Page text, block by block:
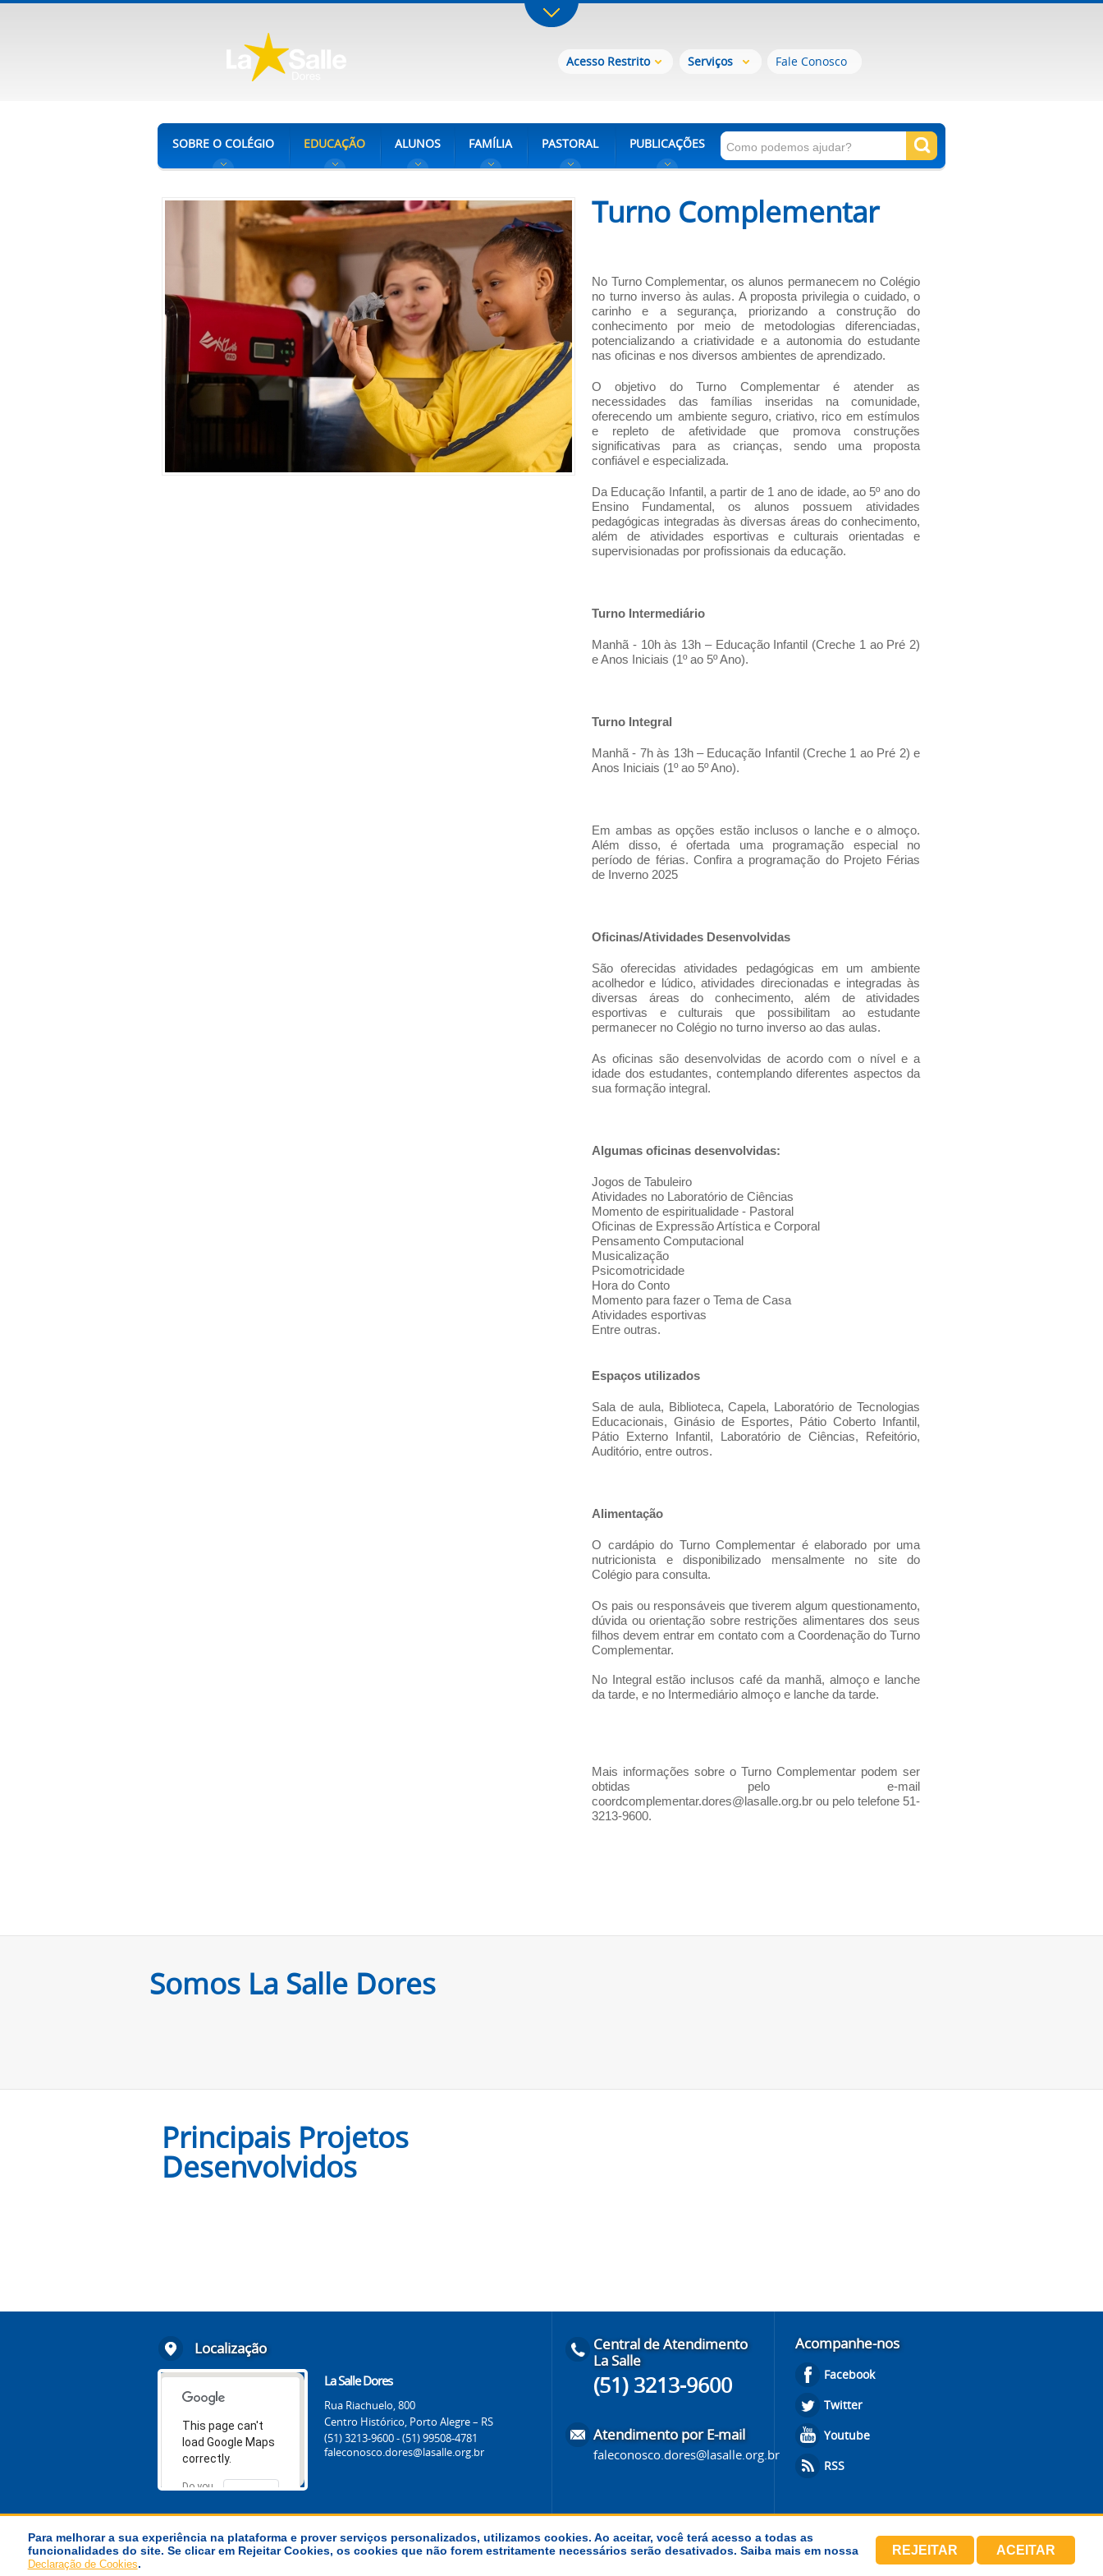
Acesso Restrito Serviços Fale Conosco
SOBRE O COLÉGIO EDUCAÇÃO ALUNOS FAMÍLIA PASTORAL PUBLICAÇÕES
Turno Complementar
No Turno Complementar, os alunos permanecem no Colégio
no turno inverso às aulas. A proposta privilegia o cuidado, o
carinho e a segurança, priorizando a construção do
conhecimento por meio de metodologias diferenciadas,
potencializando a criatividade e a autonomia do estudante
nas oficinas e nos diversos ambientes de aprendizado.
O objetivo do Turno Complementar é atender as
necessidades das famílias inseridas na comunidade,
oferecendo um ambiente seguro, criativo, rico em estímulos
e repleto de afetividade que promova construções
significativas para as crianças, sendo uma proposta
confiável e especializada.
Da Educação Infantil, a partir de 1 ano de idade, ao 5º ano do
Ensino Fundamental, os alunos possuem atividades
pedagógicas integradas às diversas áreas do conhecimento,
além de atividades esportivas e culturais orientadas e
supervisionadas por profissionais da educação.
Turno Intermediário
Manhã - 10h às 13h – Educação Infantil (Creche 1 ao Pré 2)
e Anos Iniciais (1º ao 5º Ano).
Turno Integral
Manhã - 7h às 13h – Educação Infantil (Creche 1 ao Pré 2) e
Anos Iniciais (1º ao 5º Ano).
Em ambas as opções estão inclusos o lanche e o almoço.
Além disso, é ofertada uma programação especial no
período de férias. Confira a programação do Projeto Férias
de Inverno 2025
Oficinas/Atividades Desenvolvidas
São oferecidas atividades pedagógicas em um ambiente
acolhedor e lúdico, atividades direcionadas e integradas às
diversas áreas do conhecimento, além de atividades
esportivas e culturais que possibilitam ao estudante
permanecer no Colégio no turno inverso ao das aulas.
As oficinas são desenvolvidas de acordo com o nível e a
idade dos estudantes, contemplando diferentes aspectos da
sua formação integral.
Algumas oficinas desenvolvidas:
Jogos de Tabuleiro
Atividades no Laboratório de Ciências
Momento de espiritualidade - Pastoral
Oficinas de Expressão Artística e Corporal
Pensamento Computacional
Musicalização
Psicomotricidade
Hora do Conto
Momento para fazer o Tema de Casa
Atividades esportivas
Entre outras.
Espaços utilizados
Sala de aula, Biblioteca, Capela, Laboratório de Tecnologias
Educacionais, Ginásio de Esportes, Pátio Coberto Infantil,
Pátio Externo Infantil, Laboratório de Ciências, Refeitório,
Auditório, entre outros.
Alimentação
O cardápio do Turno Complementar é elaborado por uma
nutricionista e disponibilizado mensalmente no site do
Colégio para consulta.
Os pais ou responsáveis que tiverem algum questionamento,
dúvida ou orientação sobre restrições alimentares dos seus
filhos devem entrar em contato com a Coordenação do Turno
Complementar.
No Integral estão inclusos café da manhã, almoço e lanche
da tarde, e no Intermediário almoço e lanche da tarde.
Mais informações sobre o Turno Complementar podem ser
obtidas pelo e-mail
coordcomplementar.dores@lasalle.org.br ou pelo telefone 51-
3213-9600.
Somos La Salle Dores
Principais Projetos
Desenvolvidos
Localização
This page can't
load Google Maps
correctly.
Do you
website?
OK
La Salle Dores
Rua Riachuelo, 800
Centro Histórico, Porto Alegre – RS
(51) 3213-9600 - (51) 99508-4781
Para melhorar a sua experiência na plataforma e prover serviços personalizados, utilizamos cookies. Ao aceitar, você terá acesso a todas as
funcionalidades do site. Se clicar em Rejeitar Cookies, os cookies que não forem estritamente necessários serão desativados. Saiba mais em nossa
Declaração de Cookies.
REJEITAR ACEITAR
faleconosco.dores@lasalle.org.br
Central de Atendimento
La Salle
(51) 3213-9600
Atendimento por E-mail
faleconosco.dores@lasalle.org.br
Acompanhe-nos
Facebook
Twitter
Youtube
RSS
© Província La Salle Brasil-Chile